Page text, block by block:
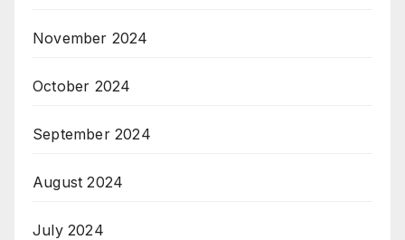
November 2024
October 2024
September 2024
August 2024
July 2024